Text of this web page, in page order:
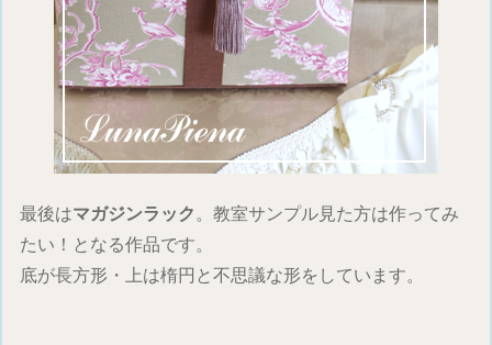
最後はマガジンラック 。教室サンプル見た方は作ってみ
たい！となる作品です。
底が長方形・上は楕円と不思議な形をしています。